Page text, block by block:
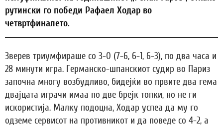
рутински го победи Рафаел Ходар во
четвртфиналето.
Зверев триумфираше со 3-0 (7-6, 6-1, 6-3), по два часа и
28 минути игра. Германско-шпанскиот судир во Париз
започна многу возбудливо, бидејќи во првите два гема
двајцата играчи имаа по две брејк топки, но не ги
искористија. Малку подоцна, Ходар успеа да му го
одземе сервисот на противникот и да поведе со 4-2, а